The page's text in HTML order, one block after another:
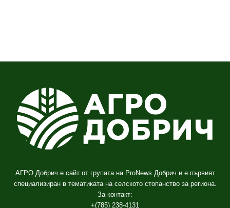
АГРО Добрич е сайт от групата на ProNews Добрич и е първият
специализиран в тематиката на селското стопанство за региона.
За контакт:
+(785) 238-4131